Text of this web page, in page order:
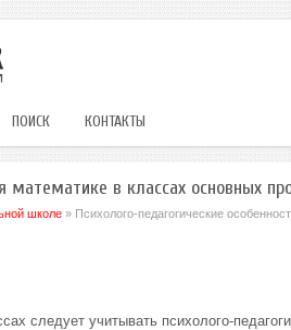
ПОИСК КОНТАКТЫ
математике в классах основных
школе» Психолого-педагогические
следует учитывать психолого-